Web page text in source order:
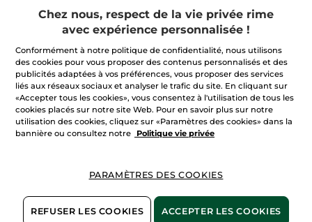
Hydratation
75 ml
(620)
19,90 €
AJOUTER AU
PANIER
Chez nous, respect de la vie privée rime
avec expérience personnalisée !
Conformément à notre politique de confidentialité, nous utilisons
des cookies pour vous proposer des contenus personnalisés et des
publicités adaptées à vos préférences, vous proposer des services
liés aux réseaux sociaux et analyser le trafic du site. En cliquant sur
«Accepter tous les cookies», vous consentez à l'utilisation de tous les
cookies placés sur notre site Web. Pour en savoir plus sur notre
utilisation des cookies, cliquez sur «Paramètres des cookies» dans la
bannière ou consultez notre
Politique vie privée
PARAMÈTRES DES COOKIES
REFUSER LES COOKIES ACCEPTER LES COOKIES